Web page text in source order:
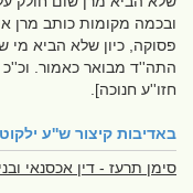
ובכמה מקומות כותב מרן
פסוקה, כיון שלא הביא מי
התה''ד מבואר כאמור.
חזו''ע חנוכה].
באדיבות קיצור ש''ע
סימן תרעז - דין אכסנאי